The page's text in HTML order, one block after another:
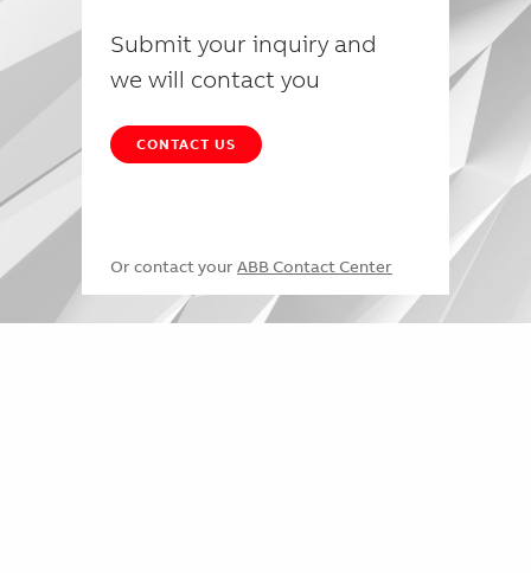
Submit your inquiry and
we will contact you
CONTACT US
Or contact your ABB Contact Center